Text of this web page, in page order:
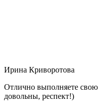
Ирина Криворотова
Отлично выполняете свою
довольны, респект!)